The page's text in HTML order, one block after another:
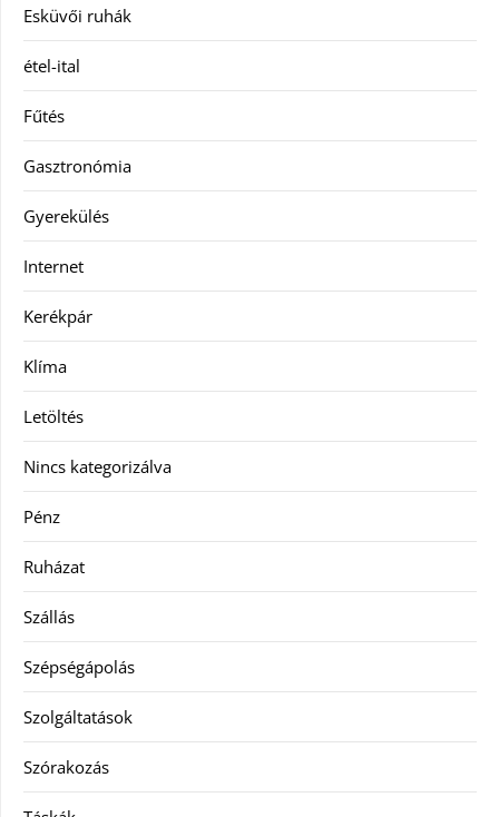
Esküvői ruhák
étel-ital
Fűtés
Gasztronómia
Gyerekülés
Internet
Kerékpár
Klíma
Letöltés
Nincs kategorizálva
Pénz
Ruházat
Szállás
Szépségápolás
Szolgáltatások
Szórakozás